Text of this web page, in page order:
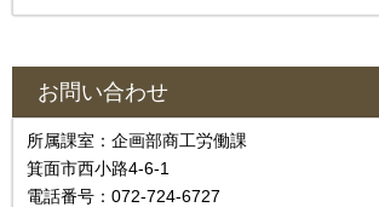
お問い合わせ
所属課室：企画部商工労働課
箕面市西小路4-6-1
電話番号：072-724-6727